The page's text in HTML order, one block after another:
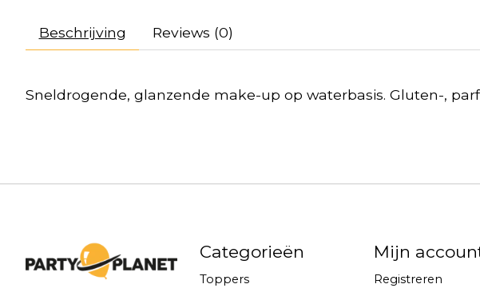
Beschrijving Reviews (0)
Sneldrogende, glanzende make-up op waterbasis. Gluten-,
Categorieën
Toppers
Mijn
Registreren